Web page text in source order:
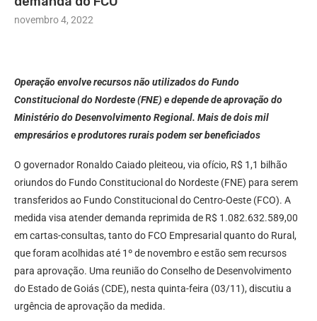
novembro 4, 2022
Operação envolve recursos não utilizados do Fundo
Constitucional do Nordeste (FNE) e depende de aprovação do
Ministério do Desenvolvimento Regional. Mais de dois mil
empresários e produtores rurais podem ser beneficiados
O governador Ronaldo Caiado pleiteou, via ofício, R$ 1,1 bilhão
oriundos do Fundo Constitucional do Nordeste (FNE) para serem
transferidos ao Fundo Constitucional do Centro-Oeste (FCO). A
medida visa atender demanda reprimida de R$ 1.082.632.589,00
em cartas-consultas, tanto do FCO Empresarial quanto do Rural,
que foram acolhidas até 1º de novembro e estão sem recursos
para aprovação. Uma reunião do Conselho de Desenvolvimento
do Estado de Goiás (CDE), nesta quinta-feira (03/11), discutiu a
urgência de aprovação da medida.